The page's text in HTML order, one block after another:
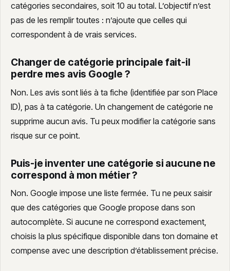
catégories secondaires, soit 10 au total. L’objectif n’est
pas de les remplir toutes : n’ajoute que celles qui
correspondent à de vrais services.
Changer de catégorie principale fait-il
perdre mes avis Google ?
Non. Les avis sont liés à ta fiche (identifiée par son Place
ID), pas à ta catégorie. Un changement de catégorie ne
supprime aucun avis. Tu peux modifier la catégorie sans
risque sur ce point.
Puis-je inventer une catégorie si aucune ne
correspond à mon métier ?
Non. Google impose une liste fermée. Tu ne peux saisir
que des catégories que Google propose dans son
autocomplète. Si aucune ne correspond exactement,
choisis la plus spécifique disponible dans ton domaine et
compense avec une description d’établissement précise.